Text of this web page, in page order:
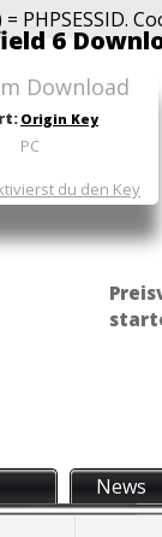
PHPSESSID.
6
Download
Origin Key
PC
du den Key
News